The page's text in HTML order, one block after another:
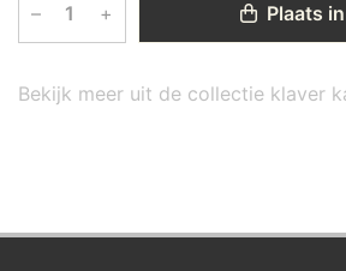
– + Plaats
Bekijk meer uit de collectie klaver